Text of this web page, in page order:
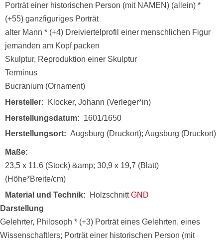
Porträt einer historischen Person (mit NAMEN) (allein) *
(+55) ganzfiguriges Porträt
alter Mann * (+4) Dreiviertelprofil einer menschlichen Figur
jemanden am Kopf packen
Skulptur, Reproduktion einer Skulptur
Terminus
Bucranium (Ornament)
Hersteller
Klocker, Johann (Verleger*in)
Herstellungsdatum
1601/1650
Herstellungsort
Augsburg (Druckort); Augsburg (Druckort)
Maße
23,5 x 11,6 (Stock) &amp; 30,9 x 19,7 (Blatt)
(Höhe*Breite/cm)
Material und Technik
HolzschnittGND
Darstellung
Gelehrter, Philosoph * (+3) Porträt eines Gelehrten, eines
Wissenschaftlers; Porträt einer historischen Person (mit